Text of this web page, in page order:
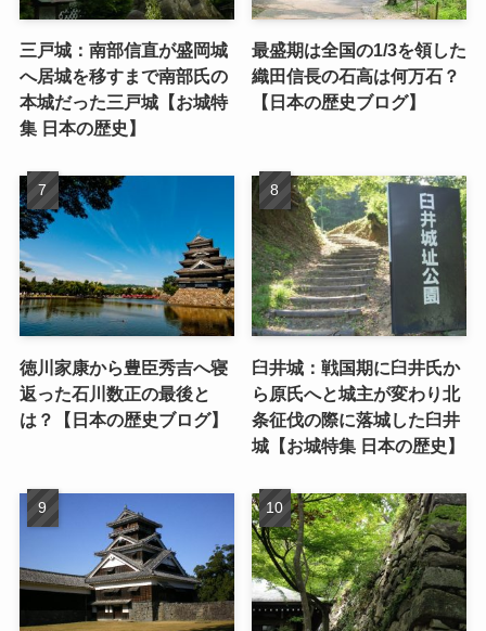
三戸城：南部信直が盛岡城
へ居城を移すまで南部氏の
本城だった三戸城【お城特
集 日本の歴史】
最盛期は全国の1/3を領した
織田信長の石高は何万石？
【日本の歴史ブログ】
徳川家康から豊臣秀吉へ寝
返った石川数正の最後と
は？【日本の歴史ブログ】
臼井城：戦国期に臼井氏か
ら原氏へと城主が変わり北
条征伐の際に落城した臼井
城【お城特集 日本の歴史】